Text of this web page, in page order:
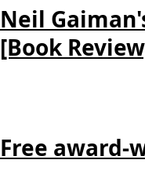
Neil
[Book
Free award-